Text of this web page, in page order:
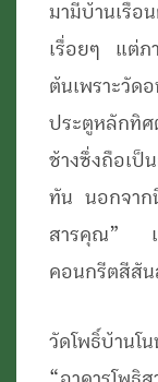
มามีบ้านเรือ
เรื่อยๆ แต่ภ
ต้นเพราะวั
ประตูหลักทิศ
ช้างซึ่งถือเป็
ทัน นอกจาก
สารคุณ” เป็
คอนกรีตสีสัน
วัดโพธิ์บ้านโ